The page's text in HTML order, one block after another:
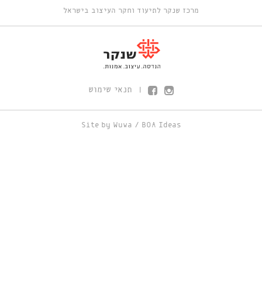
מרכז שנקר לתיעוד וחקר העיצוב בישראל
תנאי שימוש
Site by Wuwa / BOA Ideas